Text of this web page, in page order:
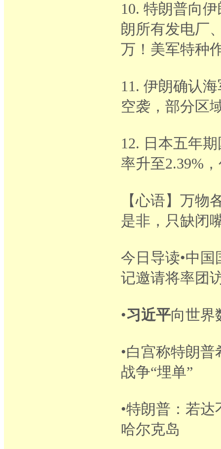
10. 特朗普向
朗所有发电厂
万！美军特种
11. 伊朗确认
空袭，部分区
12. 日本五年
率升至2.39%
【心语】万物
是非，只缺闭
今日导读•中
记邀请将率团
•习近平向世界
•白宫称特朗
战争“埋单”
•特朗普：若
哈尔克岛